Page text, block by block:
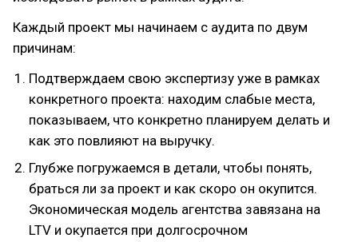
Каждый проект мы начинаем с аудита по двум
причинам:
Подтверждаем свою экспертизу уже в рамках
конкретного проекта: находим слабые места,
показываем, что конкретно планируем делать и
как это повлияют на выручку.
Глубже погружаемся в детали, чтобы понять,
браться ли за проект и как скоро он окупится.
Экономическая модель агентства завязана на
LTV и окупается при долгосрочном